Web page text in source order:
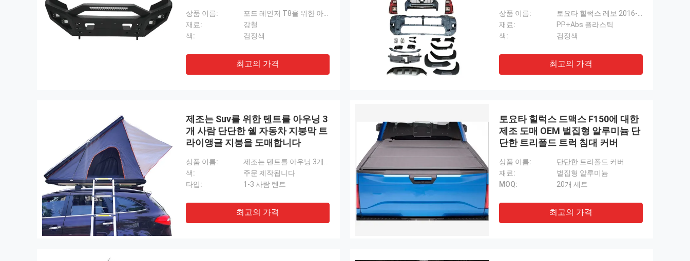
상품 이름:
재료:
강철
색:
검정색
최고의 가격
상품 이름:
재료:
PP+Abs 플라스틱
색:
검정색
최고의 가격
제조는 Suv를 위한 텐트를 아우닝 3
개 사람 단단한 쉘 자동차 지붕막 트
라이앵글 지붕을 도매합니다
상품 이름:
색:
주문 제작됩니다
타입:
1-3 사람 텐트
최고의 가격
토요타 힐럭스 드맥스 F150에 대한
제조 도매 OEM 벌집형 알루미늄 단
단한 트리폴드 트럭 침대 커버
상품 이름:
단단한 트리폴드 커버
재료:
벌집형 알루미늄
MOQ:
20개 세트
최고의 가격